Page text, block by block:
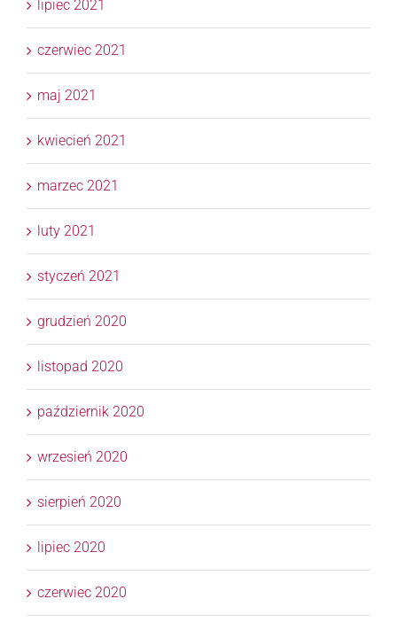
lipiec 2021
czerwiec 2021
maj 2021
kwiecień 2021
marzec 2021
luty 2021
styczeń 2021
grudzień 2020
listopad 2020
październik 2020
wrzesień 2020
sierpień 2020
lipiec 2020
czerwiec 2020